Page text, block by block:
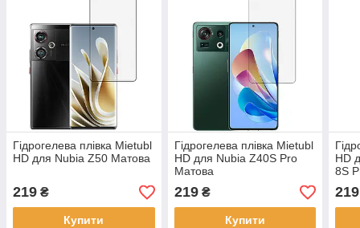
Гідрогелева плівка Mietubl
HD для Nubia Z50 Матова
219 ₴
Купити
Гідрогелева плівка Mietubl
HD для Nubia Z40S Pro
Матова
219₴
Купити
HD
8S
219